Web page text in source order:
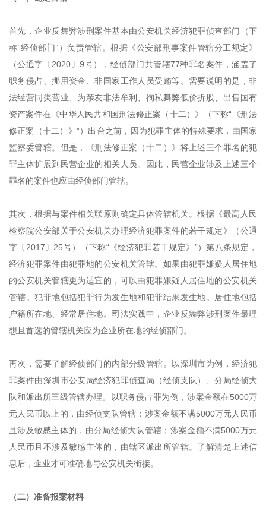
首先，企业反舞弊涉刑案件基本由公安机关经济犯罪侦查部门（下
称“经侦部门”）负责管辖。根据《公安部刑事案件管辖分工规定》
（公通字〔2020〕9号），经侦部门共管辖77种罪名案件，涵盖了
职务侵占、挪用资金、非国家工作人员受贿等。需要说明的是，非
法经营同类营业、为亲友非法牟利、徇私舞弊低价折股、出售国有
资产案件在 《中华人民共和国刑法修正案（十二） 》 （下称“ 《刑法
修正案（十二） 》 ”） 出台之前，因为犯罪主体的特殊要求，由国家
监察委管辖。但是，
《刑法修正案（十二） 》 将上述三个罪名的犯
罪主体扩展到民营企业的相关人员。因此， 民营企业涉及上述三个
罪名的案件也应由经侦部门管辖。
其次，根据与案件相关联原则确定具体管辖机关。根据《最高人民
检察院公安部关于公安机关办理经济犯罪案件的若干规定》（公通
字〔 2017〕25号） （下称“《经济犯罪若干规定》”）第八条规定，
经济犯罪案件由犯罪地的公安机关管辖。如果由犯罪嫌疑人居住地
的公安机关管辖更为适宜的，可以由犯罪嫌疑人居住地的公安机关
管辖。犯罪地包括犯罪行为发生地和犯罪结果发生地。居住地包括
户籍所在地、经常居住地。司法实践中，企业反舞弊涉刑案件最理
想且首选的管辖机关应为企业所在地的经侦部门。
再次，需要了解经侦部门的内部分级管辖。以深圳市为例，经济犯
罪案件由深圳市公安局经济犯罪侦查局（经侦支队）、分局经侦大
队和派出所三级管辖办理。以职务侵占罪为例，涉案金额在5000万
元人民币以上的，由经侦支队管辖；涉案金额不满5000万元人民币
且涉及敏感主体的，由分局经侦大队管辖；涉案金额不满5000万元
人民币且不涉及敏感主体的，由辖区派出所管辖。了解清楚上述信
息后，企业才可准确地与公安机关衔接。
（二）准备报案材料